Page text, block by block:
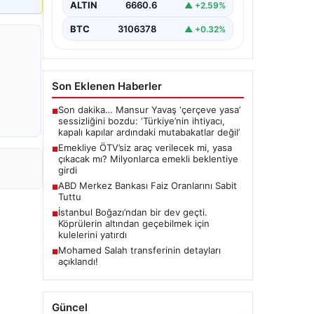
ALTIN 6660.6 ▲ +2.59%
BTC 3106378 ▲ +0.32%
Son Eklenen Haberler
■Son dakika… Mansur Yavaş ‘çerçeve yasa’
sessizliğini bozdu: ‘Türkiye’nin ihtiyacı,
kapalı kapılar ardındaki mutabakatlar değil’
■Emekliye ÖTV’siz araç verilecek mi, yasa
çıkacak mı? Milyonlarca emekli beklentiye
girdi
■ABD Merkez Bankası Faiz Oranlarını Sabit
Tuttu
■İstanbul Boğazı’ndan bir dev geçti.
Köprülerin altından geçebilmek için
kulelerini yatırdı
■Mohamed Salah transferinin detayları
açıklandı!
Güncel